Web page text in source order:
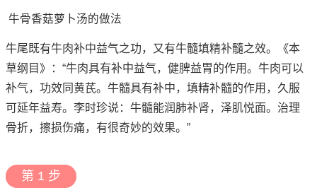
牛骨香菇萝卜汤的做法
牛尾既有牛肉补中益气之功，又有牛髓填精补髓之效。《本
草纲目》：“牛肉具有补中益气，健脾益胃的作用。牛肉可以
补气，功效同黄芪。牛髓具有补中，填精补髓的作用，久服
可延年益寿。李时珍说：牛髓能润肺补肾，泽肌悦面。治理
骨折，擦损伤痛，有很奇妙的效果。”
第 1 步